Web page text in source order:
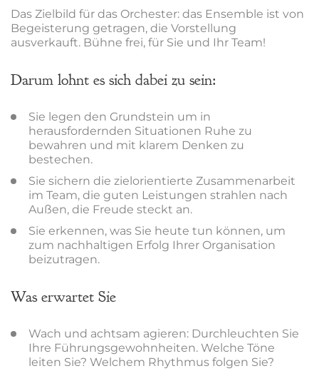
Das Zielbild für das Orchester: das Ensemble ist von
Begeisterung getragen, die Vorstellung
ausverkauft. Bühne frei, für Sie und Ihr Team!
Darum lohnt es sich dabei zu sein:
Sie legen den Grundstein um in
herausfordernden Situationen Ruhe zu
bewahren und mit klarem Denken zu
bestechen.
Sie sichern die zielorientierte Zusammenarbeit
im Team, die guten Leistungen strahlen nach
Außen, die Freude steckt an.
Sie erkennen, was Sie heute tun können, um
zum nachhaltigen Erfolg Ihrer Organisation
beizutragen.
Was erwartet Sie
Wach und achtsam agieren: Durchleuchten Sie
Ihre Führungsgewohnheiten. Welche Töne
leiten Sie? Welchem Rhythmus folgen Sie?